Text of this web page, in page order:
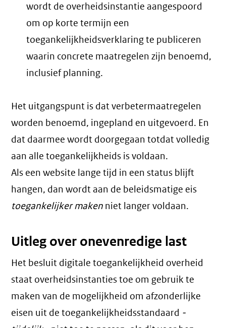
wordt de overheidsinstantie aangespoord
om op korte termijn een
toegankelijkheidsverklaring te publiceren
waarin concrete maatregelen zijn benoemd,
inclusief planning.
Het uitgangspunt is dat verbetermaatregelen
worden benoemd, ingepland en uitgevoerd. En
dat daarmee wordt doorgegaan totdat volledig
aan alle toegankelijkheids is voldaan.
Als een website lange tijd in een status blijft
hangen, dan wordt aan de beleidsmatige eis
toegankelijker maken niet langer voldaan.
Uitleg over onevenredige last
Het besluit digitale toegankelijkheid overheid
staat overheidsinstanties toe om gebruik te
maken van de mogelijkheid om afzonderlijke
eisen uit de toegankelijkheidsstandaard -